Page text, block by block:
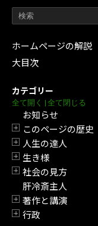
ホームページの解説
大目次
カテゴリー
全て開く | 全て閉じる
お知らせ
開閉
このページの歴史
開閉
人生の達人
開閉
生き様
開閉
社会の見方
肝冷斎主人
開閉
著作と講演
開閉
行政